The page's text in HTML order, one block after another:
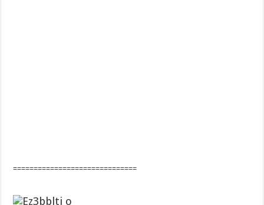
==============================